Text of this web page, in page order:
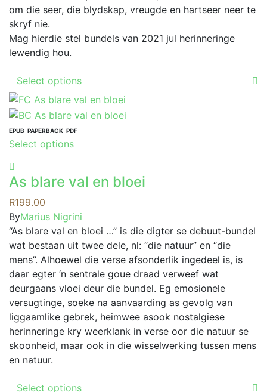
om die seer, die blydskap, vreugde en hartseer neer te
skryf nie.
Mag hierdie stel bundels van 2021 jul herinneringe
lewendig hou.
Select options
has
multiple
may
be
the
product
page
EPUB PAPERBACK PDF
Select optionsThis
multiple
The
options
may
be
chosen
on
the
product
page
As blare val en bloei
R199.00
ByMarius Nigrini
“As blare val en bloei …” is die digter se debuut-bundel
wat bestaan uit twee dele, nl: “die natuur” en “die
mens”. Alhoewel die verse afsonderlik ingedeel is, is
daar egter ‘n sentrale goue draad verweef wat
deurgaans vloei deur die bundel. Eg emosionele
versugtinge, soeke na aanvaarding as gevolg van
liggaamlike gebrek, heimwee asook nostalgiese
herinneringe kry weerklank in verse oor die natuur se
skoonheid, maar ook in die wisselwerking tussen mens
en natuur.
Select options